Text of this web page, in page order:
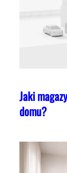
Jaki
domu?